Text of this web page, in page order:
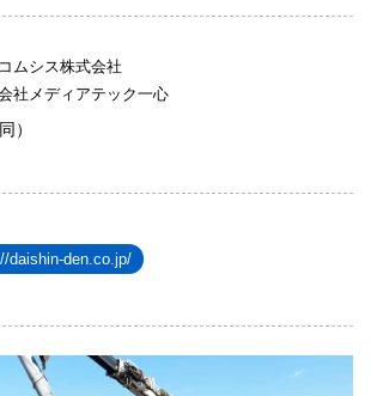
ムシス株式会社
社メディアテック一心
）
daishin-den.co.jp/